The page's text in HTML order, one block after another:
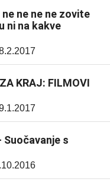
ne ne ne zovite
ni na kakve
KRAJ: FILMOVI
Suočavanje s